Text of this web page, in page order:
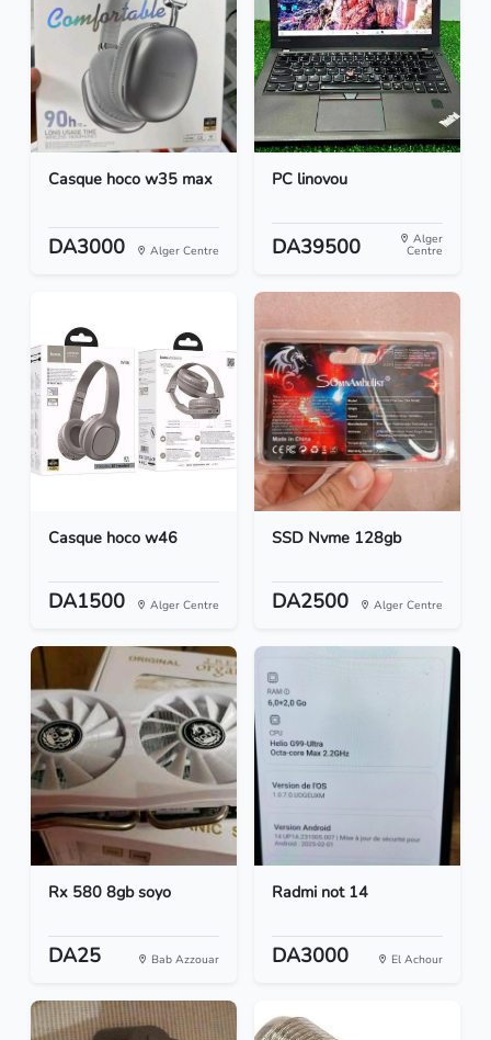
Casque hoco w35 max
DA3000 Alger Centre
PC linovou
DA39500 Alger
Centre
Casque hoco w46
DA1500 Alger Centre
SSD Nvme 128gb
DA2500 Alger Centre
Rx 580 8gb soyo
DA25 Bab Azzouar
Radmi not 14
DA3000 El Achour